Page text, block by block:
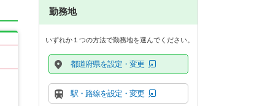
勤務地
いずれか１つの方法で勤務地を選んでください。
都道府県を設定・変更
駅・路線を設定・変更